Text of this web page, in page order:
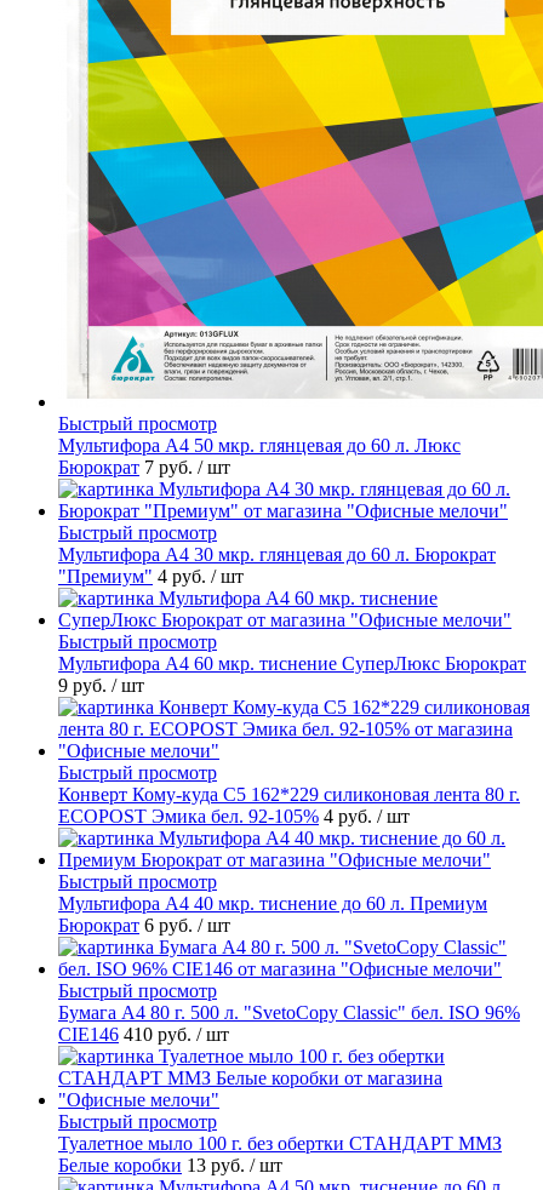
Быстрый просмотр
Мультифора А4 50 мкр. глянцевая до 60 л. Люкс
Бюрократ 7 руб. / шт
Быстрый просмотр
Мультифора А4 30 мкр. глянцевая до 60 л. Бюрократ
"Премиум" 4 руб. / шт
Быстрый просмотр
Мультифора А4 60 мкр. тиснение СуперЛюкс Бюрократ
9 руб. / шт
Быстрый просмотр
Конверт Кому-куда С5 162*229 силиконовая лента 80 г.
ECOPOST Эмика бел. 92-105% 4 руб. / шт
Быстрый просмотр
Мультифора А4 40 мкр. тиснение до 60 л. Премиум
Бюрократ 6 руб. / шт
Быстрый просмотр
Бумага А4 80 г. 500 л. "SvetoCopy Classic" бел. ISO 96%
CIE146 410 руб. / шт
Быстрый просмотр
Туалетное мыло 100 г. без обертки СТАНДАРТ ММЗ
Белые коробки 13 руб. / шт